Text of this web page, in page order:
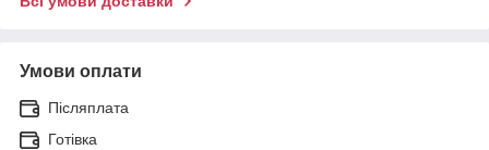
Умови оплати
Післяплата
Готівка